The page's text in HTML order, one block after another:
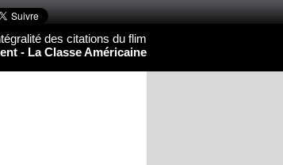
des citations du flim
- La Classe Américaine